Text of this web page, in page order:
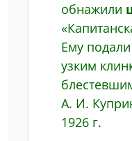
обнажили
Ему подали
узким
А. И.
1926 г.